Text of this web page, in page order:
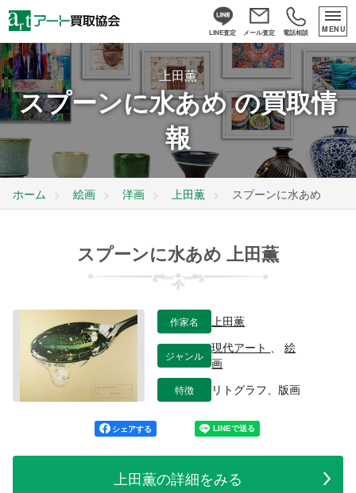
LINE査定 メール査定 電話相談 MENU
上田薫
スプーンに水あめ の買取情
報
ホーム 絵画 洋画 上田薫 スプーンに水あめ
スプーンに水あめ 上田薫
作家名 上田薫
ジャンル
現代アート 、絵
画
特徴 リトグラフ、版画
シェアする
上田薫の詳細をみる